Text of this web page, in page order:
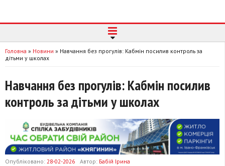
Головна » Новини » Навчання без прогулів: Кабмін посилив контроль за
дітьми у школах
Навчання без прогулів: Кабмін посилив
контроль за дітьми у школах
Опубліковано: 28-02-2026 Автор: Бабій Ірина